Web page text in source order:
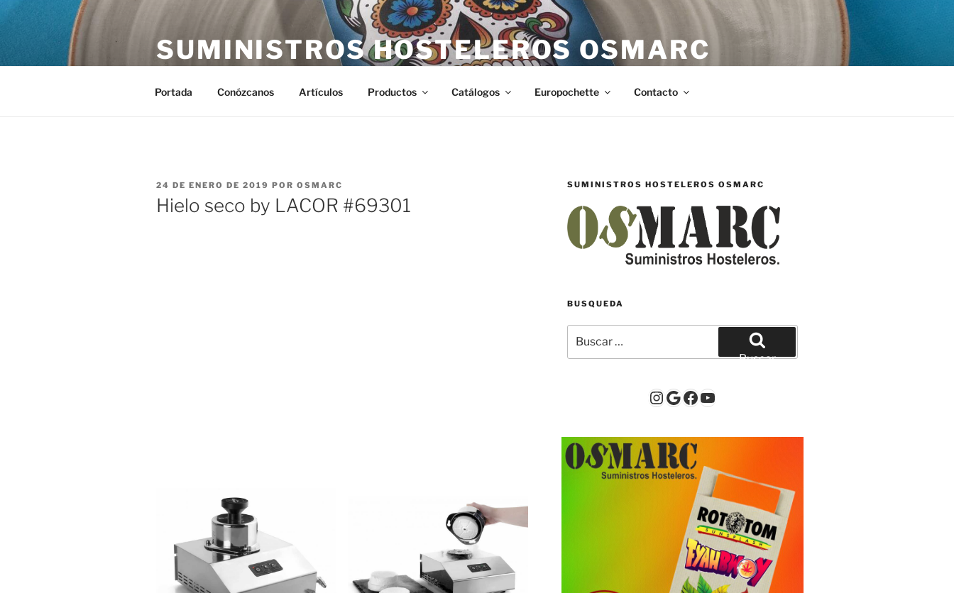
al
SUMINISTROS HOSTELEROS OSMARC
Portada Conózcanos Artículos Productos Catálogos Europochette Contacto
PUBLICADO
EL
24 DE ENERO DE 2019 POR OSMARC
Hielo seco by LACOR #69301
SUMINISTROS HOSTELEROS OSMARC
BUSQUEDA
por:
Buscar
Instagram
Google
Facebook
YouTube